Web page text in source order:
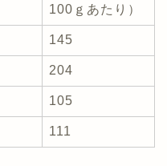
100ｇあたり）
145
204
105
111